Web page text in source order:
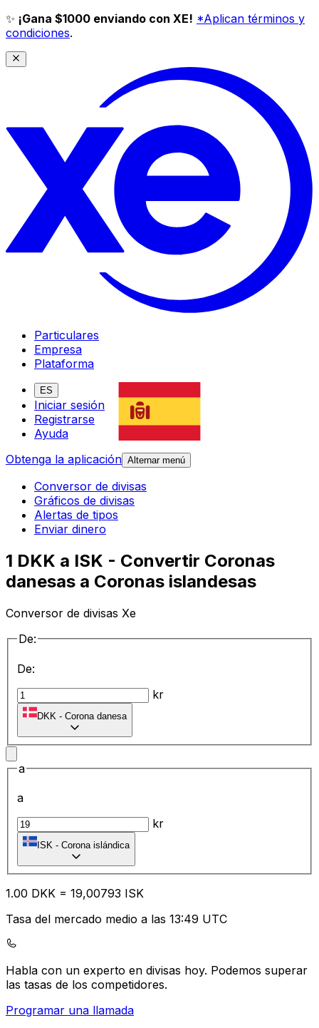
✨ ¡Gana $1000 enviando con XE! *Aplican términos y
condiciones.
Particulares
Empresa
Plataforma
ES
Iniciar sesión
Registrarse
Ayuda
Obtenga la aplicación Alternar menú
Conversor de divisas
Gráficos de divisas
Alertas de tipos
Enviar dinero
1 DKK a ISK - Convertir Coronas
danesas a Coronas islandesas
Conversor de divisas Xe
De:
De:
kr
DKK - Corona danesa
a
a
kr
ISK - Corona islándica
1.00 DKK = 19,00793 ISK
Tasa del mercado medio a las 13:49 UTC
Habla con un experto en divisas hoy. Podemos superar
las tasas de los competidores.
Programar una llamada